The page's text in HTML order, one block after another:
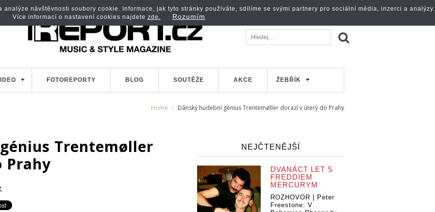
FOTOREPORTY BLOG SOUTĚŽE AKCE ŽEBŘÍK
Home Dánský hudební génius Trentemøller dorazí v úterý do Prahy
Trentemøller
Prahy
NEJČTENĚJŠÍ
DVANÁCT LET S
FREDDIEM
MERCURYM
ROZHOVOR | Peter
Freestone: V
návštěvnosti soubory cookie. Informace, jak tyto stránky používáte, sdílíme se svými partnery pro sociální média, inzerci a analýzy.
Více informací o nastavení cookies najdete zde. Rozumím